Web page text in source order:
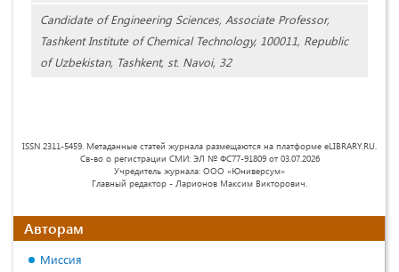
Candidate of Engineering Sciences, Associate Professor,
Tashkent Institute of Chemical Technology, 100011, Republic
of Uzbekistan, Tashkent, st. Navoi, 32
ISSN 2311-5459. Метаданные статей журнала размещаются на платформе eLIBRARY.RU.
Св-во о регистрации СМИ: ЭЛ № ФС77-91809 от 03.07.2026
Учредитель журнала: ООО «Юниверсум»
Главный редактор - Ларионов Максим Викторович.
Авторам
Миссия